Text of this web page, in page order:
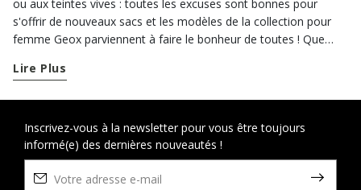
ou aux teintes vives : toutes les excuses sont bonnes pour
s'offrir de nouveaux sacs et les modèles de la collection pour
femme Geox parviennent à faire le bonheur de toutes ! Que
vie quotidienne ou que vous ayez au programme un événement
adaptées à vos besoins. En journée, choisir des sacs en cuir de
grandes ou petites dimensions est toujours une excellente idée.
Pour aller au travail, misez tout sur les cabas, les sacs facteur
au charme contemporain ou les très pratiquessacs à
Lire Plus
Inscrivez-vous à la newsletter pour vous être toujours
informé(e) des dernières nouveautés !